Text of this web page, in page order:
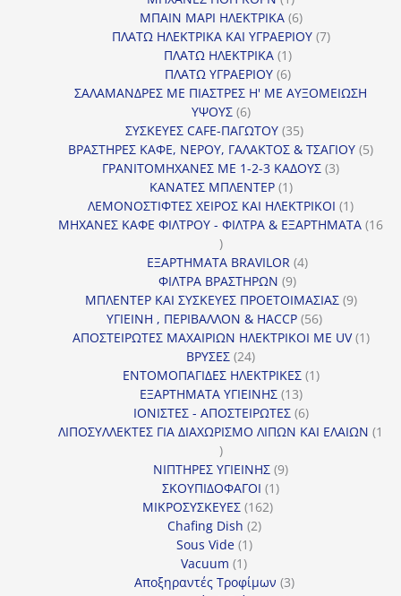
προϊόν
ΜΠΑΙΝ ΜΑΡΙ ΗΛΕΚΤΡΙΚΑ 66
προϊόντα
ΠΛΑΤΩ ΗΛΕΚΤΡΙΚΑ ΚΑΙ ΥΓΡΑΕΡΙΟΥ 77
ΠΛΑΤΩ ΗΛΕΚΤΡΙΚΑ 11
προϊόν
ΠΛΑΤΩ ΥΓΡΑΕΡΙΟΥ 66
προϊόντα
ΣΑΛΑΜΑΝΔΡΕΣ ΜΕ ΠΙΑΣΤΡΕΣ Η' ΜΕ ΑΥΞΟΜΕΙΩΣΗ
ΥΨΟΥΣ 66
προϊόντα
ΣΥΣΚΕΥΕΣ CAFE-ΠΑΓΩΤΟΥ 3535
προϊόντα
ΒΡΑΣΤΗΡΕΣ ΚΑΦΕ, ΝΕΡΟΥ, ΓΑΛΑΚΤΟΣ & ΤΣΑΓΙΟΥ 55
ΓΡΑΝΙΤΟΜΗΧΑΝΕΣ ΜΕ 1-2-3 ΚΑΔΟΥΣ 33
ΚΑΝΑΤΕΣ ΜΠΛΕΝΤΕΡ 11
προϊόν
ΛΕΜΟΝΟΣΤΙΦΤΕΣ ΧΕΙΡΟΣ ΚΑΙ ΗΛΕΚΤΡΙΚΟΙ 11
προϊόν
ΜΗΧΑΝΕΣ ΚΑΦΕ ΦΙΛΤΡΟΥ - ΦΙΛΤΡΑ & ΕΞΑΡΤΗΜΑΤΑ 16
16
προϊόντα
ΕΞΑΡΤΗΜΑΤΑ BRAVILOR 44
ΦΙΛΤΡΑ ΒΡΑΣΤΗΡΩΝ 99
προϊόντα
ΜΠΛΕΝΤΕΡ ΚΑΙ ΣΥΣΚΕΥΕΣ ΠΡΟΕΤΟΙΜΑΣΙΑΣ 99
ΥΓΙΕΙΝΗ , ΠΕΡΙΒΑΛΛΟΝ & HACCP 5656
προϊόντα
ΑΠΟΣΤΕΙΡΩΤΕΣ ΜΑΧΑΙΡΙΩΝ ΗΛΕΚΤΡΙΚΟΙ ΜΕ UV 11
ΒΡΥΣΕΣ 2424
προϊόντα
ΕΝΤΟΜΟΠΑΓΙΔΕΣ ΗΛΕΚΤΡΙΚΕΣ 11
ΕΞΑΡΤΗΜΑΤΑ ΥΓΙΕΙΝΗΣ 1313
προϊόντα
ΙΟΝΙΣΤΕΣ - ΑΠΟΣΤΕΙΡΩΤΕΣ 66
προϊόντα
ΛΙΠΟΣΥΛΛΕΚΤΕΣ ΓΙΑ ΔΙΑΧΩΡΙΣΜΟ ΛΙΠΩΝ ΚΑΙ ΕΛΑΙΩΝ 1
1
προϊόν
ΝΙΠΤΗΡΕΣ ΥΓΙΕΙΝΗΣ 99
ΣΚΟΥΠΙΔΟΦΑΓΟΙ 11
ΜΙΚΡΟΣΥΣΚΕΥΕΣ 162162
Chafing Dish 22
Sous Vide 11
Vacuum 11
προϊόν
Αποξηραντές Τροφίμων 33